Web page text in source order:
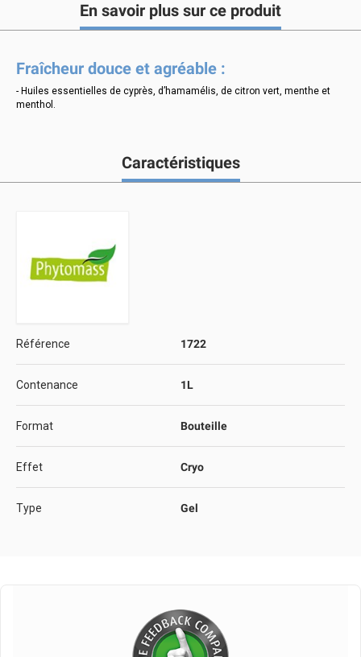
En savoir plus sur ce produit
Fraîcheur douce et agréable :
- Huiles essentielles de cyprès, d’hamamélis, de citron vert, menthe et
menthol.
Caractéristiques
Référence 1722
Contenance 1L
Format Bouteille
Effet Cryo
Type Gel